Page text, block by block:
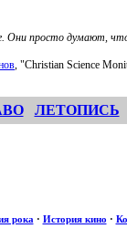
Они просто думают,
, "Christian Science
ЛЕТОПИСЬ
рока · История кино ·